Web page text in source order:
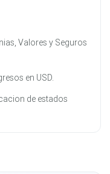
Valores y Seguros
en USD.
de estados